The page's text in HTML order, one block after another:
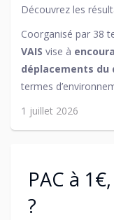
Découvrez les
Coorganisé par 38
VAIS vise à
déplacements du
termes
usagers (
1 juillet 2026
PAC à
?